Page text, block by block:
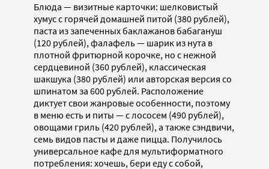
Блюда — визитные карточки: шелковистый
хумус с горячей домашней питой (380 рублей),
паста из запеченных баклажанов бабагануш
(120 рублей), фалафель — шарик из нута в
плотной фритюрной корочке, но с нежной
сердцевиной (360 рублей), классическая
шакшука (380 рублей) или авторская версия со
шпинатом за 600 рублей. Расположение
диктует свои жанровые особенности, поэтому
в меню есть и питы — с лососем (490 рублей),
овощами гриль (420 рублей), а также сэндвичи,
семь видов пасты и даже пицца. Получилось
универсальное кафе для мультиформатного
потребления: хочешь, бери еду с собой,